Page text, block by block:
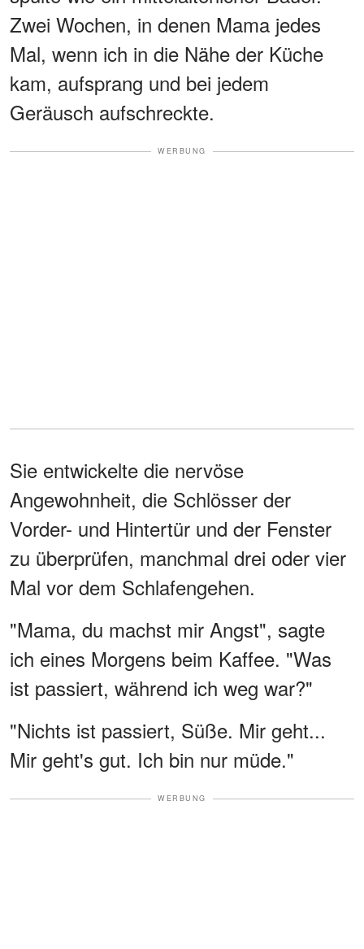
Zwei Wochen, in denen Mama jedes
Mal, wenn ich in die Nähe der Küche
kam, aufsprang und bei jedem
Geräusch aufschreckte.
WERBUNG
Sie entwickelte die nervöse
Angewohnheit, die Schlösser der
Vorder- und Hintertür und der Fenster
zu überprüfen, manchmal drei oder vier
Mal vor dem Schlafengehen.
"Mama, du machst mir Angst", sagte
ich eines Morgens beim Kaffee. "Was
ist passiert, während ich weg war?"
"Nichts ist passiert, Süße. Mir geht...
Mir geht's gut. Ich bin nur müde."
WERBUNG